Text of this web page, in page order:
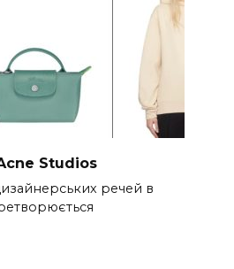
Studios
речей в